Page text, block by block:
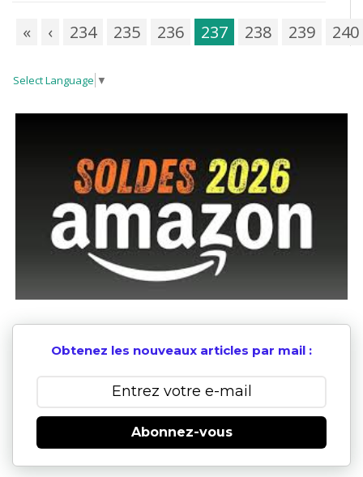
« ‹ 234 235 236 237 238 239 240
Select Language ▼
Obtenez les nouveaux articles par mail :
Abonnez-vous